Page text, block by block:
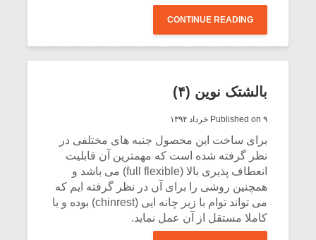
CONTINUE READING
بالشتک نوین (۴)
Published on ۹ خرداد ۱۳۹۴
برای ساخت این محصول جنبه های مختلفی در
نظر گرفته شده است که مهمترین آن قابلیت
انعطاف پذیری بالا (full flexible) می باشد و
همچنین روشی را برای آن در نظر گرفته ایم که
می تواند توام با زیر چانه ایی (chinrest) بوده و یا
کاملا مستقل از آن عمل نماید.